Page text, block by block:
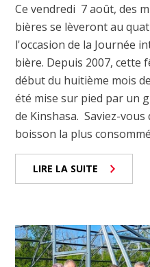
Ce vendredi 7 août, des
bières se lèveront au
l'occasion de la Journée
bière. Depuis 2007, cette
début du huitième mois
été mise sur pied par un
de Kinshasa. Saviez-vous
boisson la plus
LIRE LA SUITE